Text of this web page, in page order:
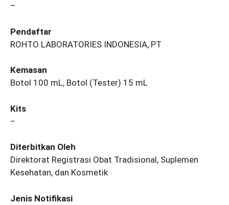
–
Pendaftar
ROHTO LABORATORIES INDONESIA, PT
Kemasan
Botol 100 mL, Botol (Tester) 15 mL
Kits
–
Diterbitkan Oleh
Direktorat Registrasi Obat Tradisional, Suplemen
Kesehatan, dan Kosmetik
Jenis Notifikasi